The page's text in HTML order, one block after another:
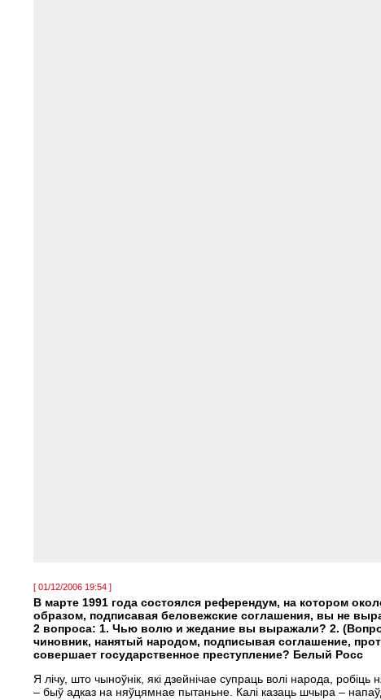
[ 01/12/2006 19:54 ]
В марте 1991 года состоялся референдум, на котором
образом, подписавая беловежские соглашения, вы не
2 вопроса: 1. Чью волю и жедание вы выражали? 2.
чиновник, нанятый народом, подписывая соглашение,
совершает государственное преступление? Белый Росс
Я лічу, што чыноўнік, які дзейнічае супраць волі народа,
– быў адказ на няўцямнае пытаньне. Калі казаць шчыра –